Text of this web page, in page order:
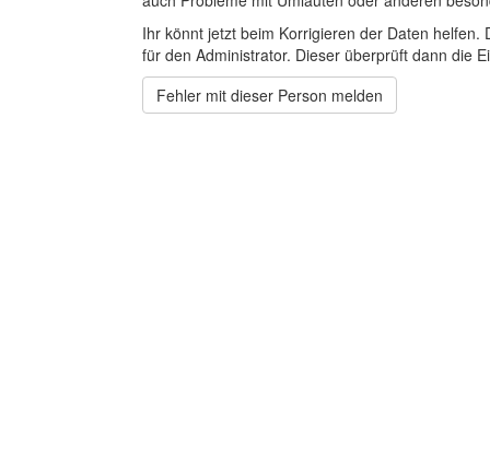
Ihr könnt jetzt beim Korrigieren der Daten
für den Administrator. Dieser überprüft dann die
Fehler mit dieser Person melden